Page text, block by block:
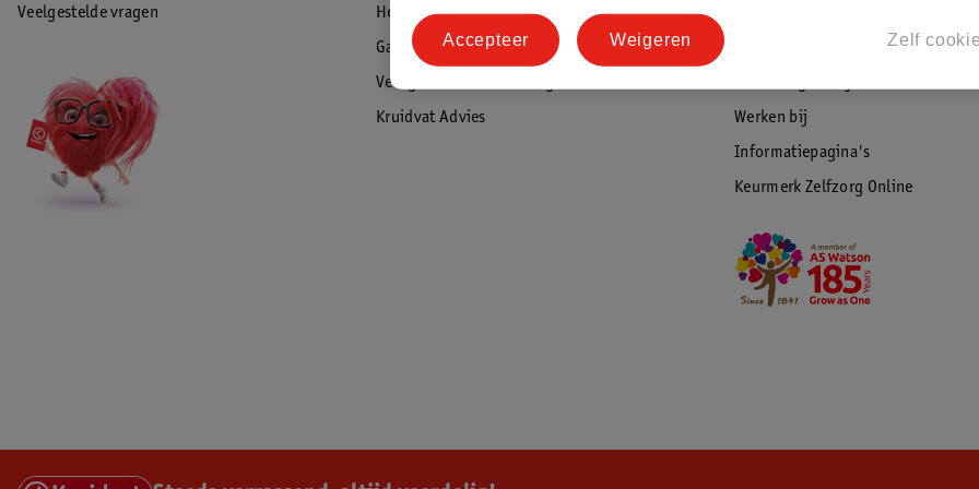
Veelgestelde vragen
Herroepen & retourneren
Garantie
Veiligheidswaarschuwingen
Kruidvat Advies
Werken bij
Informatiepagina's
Keurmerk Zelfzorg Online
Zelf
Weigeren
Accepteer